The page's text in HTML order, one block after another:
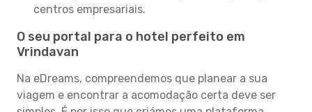
centros empresariais.
O seu portal para o hotel perfeito em
Vrindavan
Na eDreams, compreendemos que planear a sua
viagem e encontrar a acomodação certa deve ser